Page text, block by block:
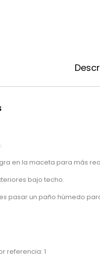
en la maceta para más
bajo techo.
pasar un paño húmedo
referencia: 1